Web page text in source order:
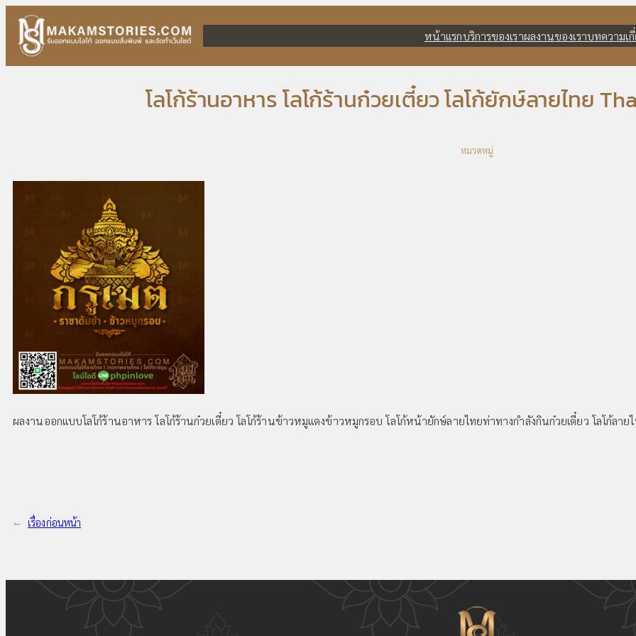
content
หน้าแรกบริการของเราผลงานของเราบทความเ
โลโก้ร้านอาหาร โลโก้ร้านก๋วยเตี๋ยว โลโก้ยักษ์ลายไทย
หมวดหมู่
ผลงานออกแบบโลโก้ร้านอาหาร โลโก้ร้านก๋วยเตี๋ยว โลโก้ร้านข้าวหมูแดงข้าวหมูกรอบ โลโก้หน้ายักษ์ลายไทยท่าทางกำลังกินก๋วยเตี๋ยว โลโก้ลาย
← เรื่องก่อนหน้า